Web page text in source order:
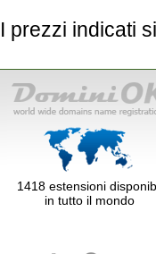
I prezzi indicati
1418 estensioni
in tutto il mondo